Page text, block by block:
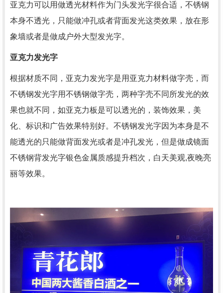
亚克力可以用做透光材料作为门头发光字很合适，不锈钢
本身不透光，只能做冲孔或者背面发光这类效果，放在形
象墙或者是做成户外大型发光字。
亚克力发光字
根据材质不同，亚克力发光字是用亚克力材料做字壳，而
不锈钢发光字用不锈钢做字壳，两种字壳不同所发光的效
果也就不同，如亚克力板是可以透光的，装饰效果，美
化、标识和广告效果特别好。不锈钢发光字因为本身是不
能透光的只能做背面发光或者是冲孔发光，但是做成镜面
不锈钢背发光字银色金属质感提升档次，白天美观,夜晚亮
丽等效果。